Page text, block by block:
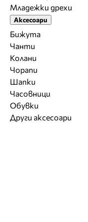
Младежки дрехи
Аксесоари
Бижута
Чанти
Колани
Чорапи
Шапки
Часовници
Обувки
Други аксесоари